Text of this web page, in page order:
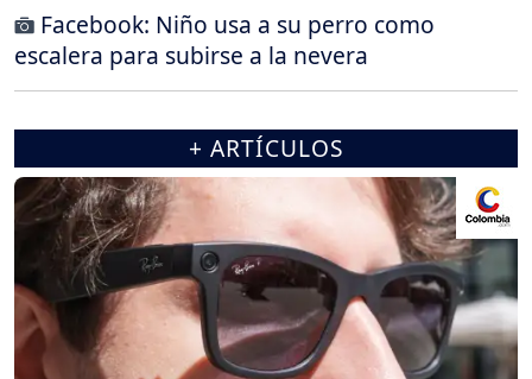
Facebook: Niño usa a su perro como
escalera para subirse a la nevera
+ ARTÍCULOS